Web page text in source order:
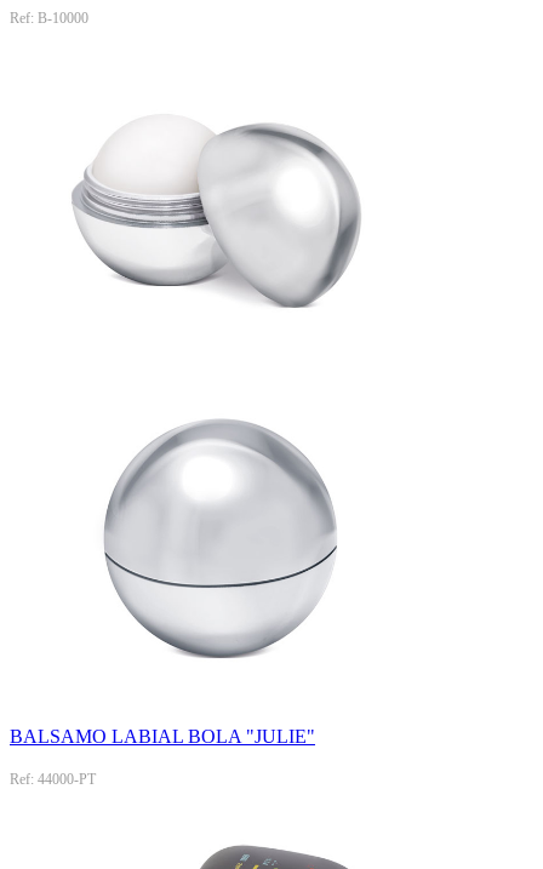
Ref: B-10000
BALSAMO LABIAL BOLA "JULIE"
Ref: 44000-PT